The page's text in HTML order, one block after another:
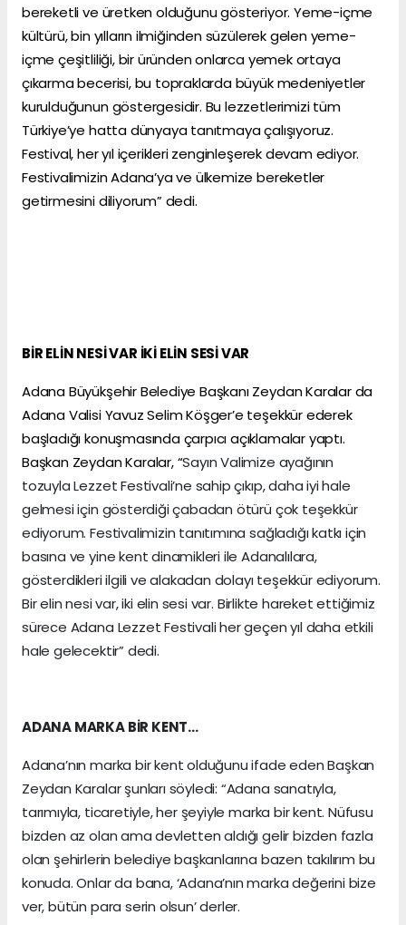
bereketli ve üretken olduğunu gösteriyor. Yeme-içme
kültürü, bin yılların ilmiğinden süzülerek gelen yeme-
içme çeşitliliği, bir üründen onlarca yemek ortaya
çıkarma becerisi, bu topraklarda büyük medeniyetler
kurulduğunun göstergesidir. Bu lezzetlerimizi tüm
Türkiye’ye hatta dünyaya tanıtmaya çalışıyoruz.
Festival, her yıl içerikleri zenginleşerek devam ediyor.
Festivalimizin Adana’ya ve ülkemize bereketler
getirmesini diliyorum” dedi.
BİR ELİN NESİ VAR İKİ ELİN SESİ VAR
Adana Büyükşehir Belediye Başkanı Zeydan Karalar da
Adana Valisi Yavuz Selim Köşger’e teşekkür ederek
başladığı konuşmasında çarpıcı açıklamalar yaptı.
Başkan Zeydan Karalar, “Sayın Valimize ayağının
tozuyla Lezzet Festivali’ne sahip çıkıp, daha iyi hale
gelmesi için gösterdiği çabadan ötürü çok teşekkür
ediyorum. Festivalimizin tanıtımına sağladığı katkı için
basına ve yine kent dinamikleri ile Adanalılara,
gösterdikleri ilgili ve alakadan dolayı teşekkür ediyorum.
Bir elin nesi var, iki elin sesi var. Birlikte hareket ettiğimiz
sürece Adana Lezzet Festivali her geçen yıl daha etkili
hale gelecektir” dedi.
ADANA MARKA BİR KENT…
Adana’nın marka bir kent olduğunu ifade eden Başkan
Zeydan Karalar şunları söyledi: “Adana sanatıyla,
tarımıyla, ticaretiyle, her şeyiyle marka bir kent. Nüfusu
bizden az olan ama devletten aldığı gelir bizden fazla
olan şehirlerin belediye başkanlarına bazen takılırım bu
konuda. Onlar da bana, ‘Adana’nın marka değerini bize
ver, bütün para serin olsun’ derler.